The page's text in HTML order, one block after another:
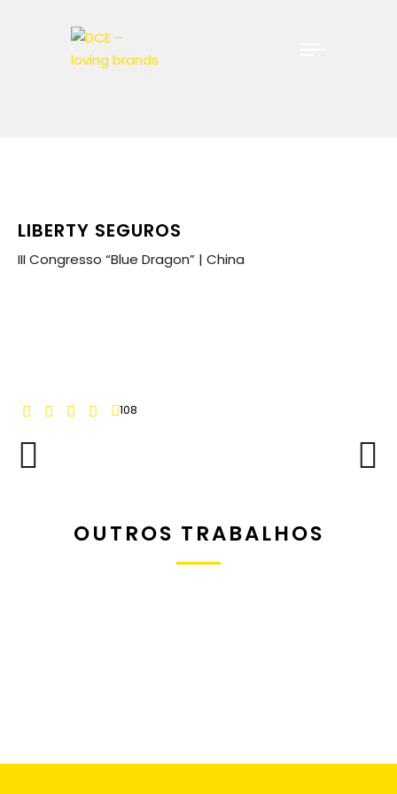
LIBERTY SEGUROS
III Congresso “Blue Dragon” | China
108
OUTROS TRABALHOS